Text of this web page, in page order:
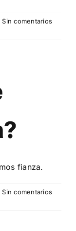
Sin comentarios
fianza.
Sin comentarios